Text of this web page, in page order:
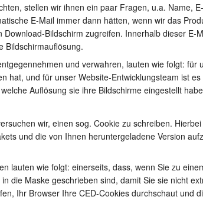
stellen wir ihnen ein paar Fragen, u.a. Name,
E-Mail immer dann hätten, wenn wir das
Bildschirm zugreifen. Innerhalb dieser
Bildschirmauflösung.
und verwahren, lauten wie folgt: für
hat, und für unser Website-Entwicklungsteam ist
Auflösung sie ihre Bildschirme eingestellt
wir, einen sog. Cookie zu schreiben.
und die von Ihnen heruntergeladene Version
lauten wie folgt: einerseits, dass, wenn Sie zu
die Maske geschrieben sind, damit Sie sie nicht
Ihr Browser Ihre CED-Cookies durchschaut und